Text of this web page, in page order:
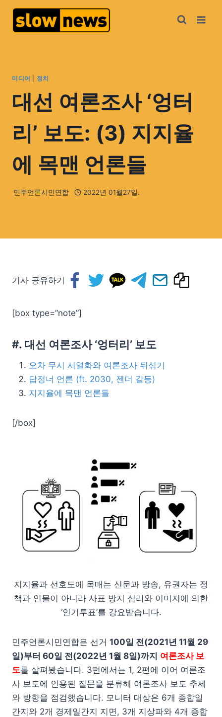
미디어 정치
대선 여론조사 ‘엉터
리’ 보도: (3) 지지율
에 목맨 언론들
민주언론시민연합 2022년 01월27일.
기사 공유하기
[box type=”note”]
#. 대선 여론조사 ‘엉터리’ 보도
오차 무시 서열화와 여론조사 뒤섞기
답정너 언론 (ft. 2030, 젠더 갈등)
지지율에 목맨 언론들
[/box]
지지율과 선호도에 목매는 신문과 방송, 유권자는 정
책과 인물이 아니라 사표 방지 심리와 이미지에 의한
‘인기투표’를 강요받습니다.
민주언론시민연합은 선거 100일 전(2021년 11월 29
일)부터 60일 전(2022년 1월 8일)까지 여론조사 보
도를 살펴봤습니다. 3편에서는 1, 2편에 이어 여론조
사 보도에 인용된 질문을 분류해 여론조사 보도 추세
와 방향을 점검했습니다. 모니터 대상은 6개 종합일
간지와 2개 경제일간지 지면, 3개 지상파와 4개 종합